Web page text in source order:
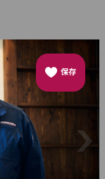
保存